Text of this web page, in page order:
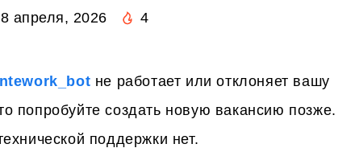
апреля, 2026 4
не работает или отклоняет вашу
попробуйте создать новую вакансию позже.
поддержки нет.